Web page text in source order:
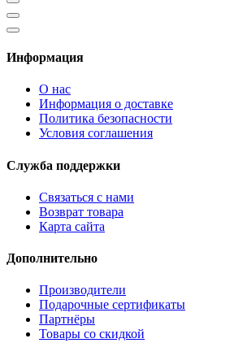
Информация
О нас
Информация о доставке
Политика безопасности
Условия соглашения
Служба поддержки
Связаться с нами
Возврат товара
Карта сайта
Дополнительно
Производители
Подарочные сертификаты
Партнёры
Товары со скидкой